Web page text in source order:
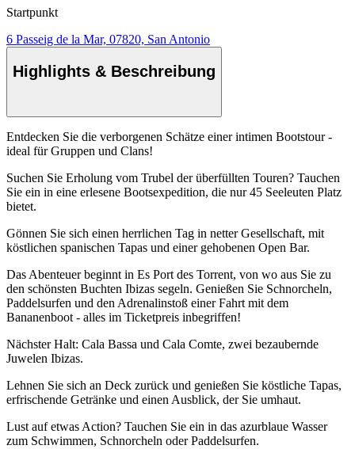
Startpunkt
6 Passeig de la Mar, 07820, San Antonio
Highlights & Beschreibung
Entdecken Sie die verborgenen Schätze einer intimen Bootstour -
ideal für Gruppen und Clans!
Suchen Sie Erholung vom Trubel der überfüllten Touren? Tauchen
Sie ein in eine erlesene Bootsexpedition, die nur 45 Seeleuten Platz
bietet.
Gönnen Sie sich einen herrlichen Tag in netter Gesellschaft, mit
köstlichen spanischen Tapas und einer gehobenen Open Bar.
Das Abenteuer beginnt in Es Port des Torrent, von wo aus Sie zu
den schönsten Buchten Ibizas segeln. Genießen Sie Schnorcheln,
Paddelsurfen und den Adrenalinstoß einer Fahrt mit dem
Bananenboot - alles im Ticketpreis inbegriffen!
Nächster Halt: Cala Bassa und Cala Comte, zwei bezaubernde
Juwelen Ibizas.
Lehnen Sie sich an Deck zurück und genießen Sie köstliche Tapas,
erfrischende Getränke und einen Ausblick, der Sie umhaut.
Lust auf etwas Action? Tauchen Sie ein in das azurblaue Wasser
zum Schwimmen, Schnorcheln oder Paddelsurfen.